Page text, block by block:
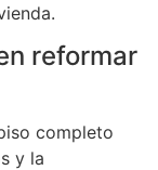
reformar
completo
y la